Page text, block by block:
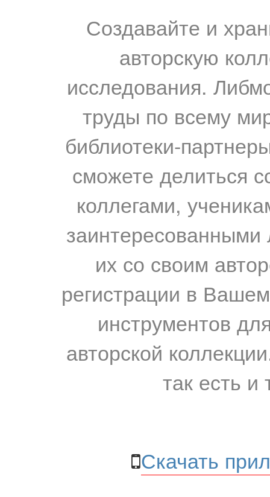
Создавайте и
авторскую
исследования.
труды по всему
библиотеки-
сможете делиться
коллегами,
их со своим
регистрации в
инструментов
авторской
так есть и
Скачать